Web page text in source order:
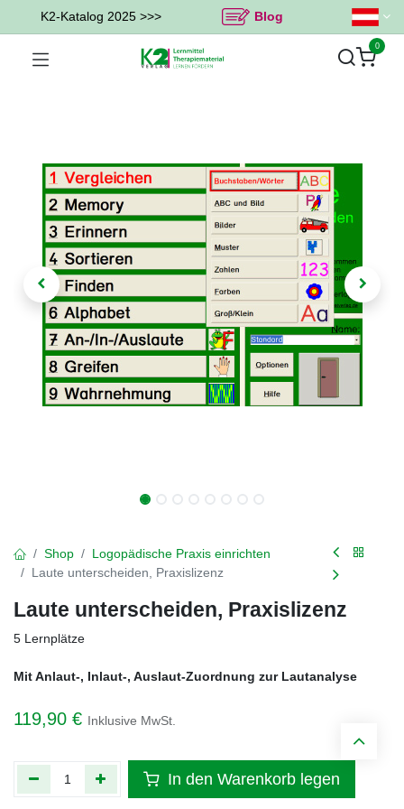
K2-Katalog 2025 >>> Blog
0
Shop
Logopädische Praxis einrichten
Laute unterscheiden, Praxislizenz
Laute unterscheiden, Praxislizenz
5 Lernplätze
Mit Anlaut-, Inlaut-, Auslaut-Zuordnung zur Lautanalyse
119,90 € Inklusive MwSt.
In den Warenkorb legen